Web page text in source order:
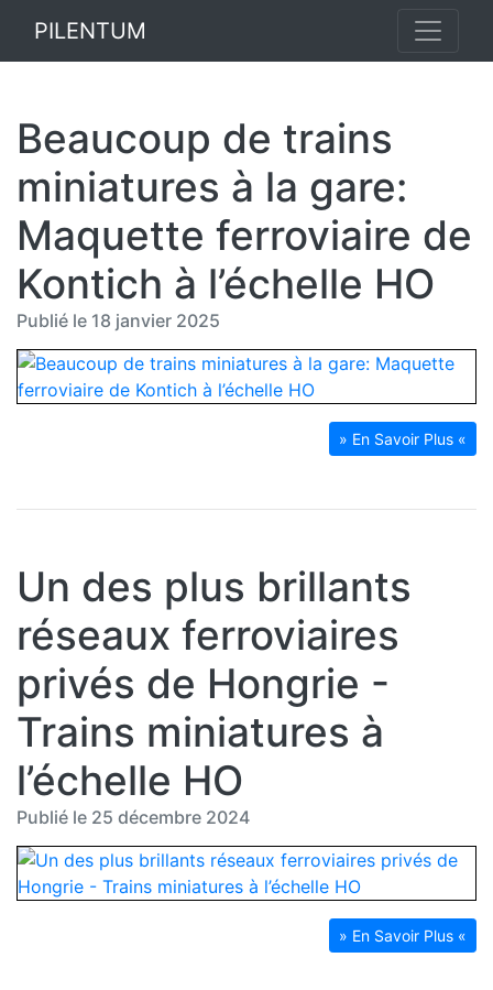
PILENTUM
Beaucoup de trains
miniatures à la gare:
Maquette ferroviaire de
Kontich à l’échelle HO
Publié le 18 janvier 2025
» En Savoir Plus «
Un des plus brillants
réseaux ferroviaires
privés de Hongrie -
Trains miniatures à
l’échelle HO
Publié le 25 décembre 2024
» En Savoir Plus «